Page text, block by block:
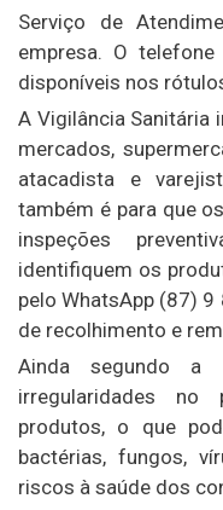
Serviço de
empresa. O
disponíveis nos
A Vigilância Sanitária
mercados,
atacadista e
também é para que
inspeções
identifiquem os
pelo WhatsApp (87)
de recolhimento e
Ainda segundo a
irregularidades
produtos, o que
bactérias, fungos,
riscos à saúde dos